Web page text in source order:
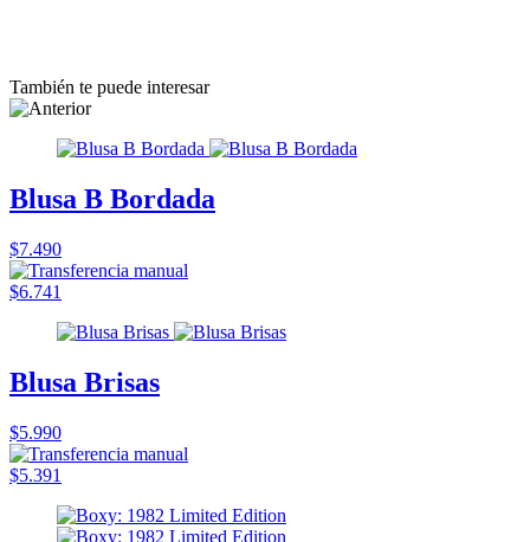
También te puede interesar
Blusa B Bordada
$7.490
$6.741
Blusa Brisas
$5.990
$5.391